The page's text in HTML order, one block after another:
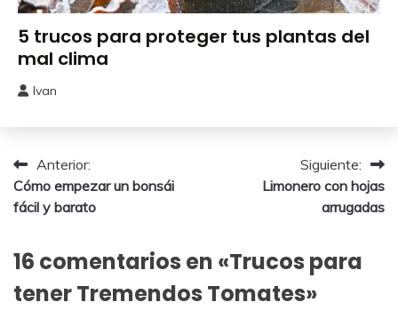
Cuidados
del
Huerto
5 trucos para proteger tus plantas del
mal clima
enero,
Ivan
Navegación
de
Anterior:
Cómo empezar un bonsái
fácil y barato
Siguiente:
Limonero con hojas
arrugadas
16 comentarios en «Trucos para
tener Tremendos Tomates»